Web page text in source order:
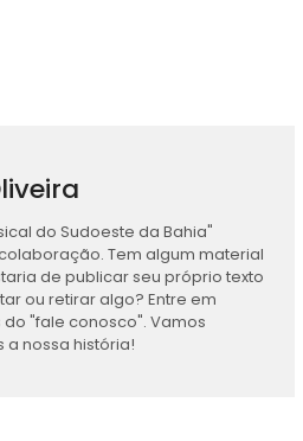
do Sudoeste da Bahia"
Tem algum material
de publicar seu próprio texto
ou retirar algo? Entre em
"fale conosco". Vamos
a nossa história!